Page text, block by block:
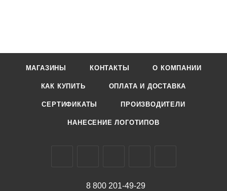
МАГАЗИНЫ КОНТАКТЫ О КОМПАНИИ
КАК КУПИТЬ ОПЛАТА И ДОСТАВКА
СЕРТИФИКАТЫ ПРОИЗВОДИТЕЛИ
НАНЕСЕНИЕ ЛОГОТИПОВ
8 800 201-49-29